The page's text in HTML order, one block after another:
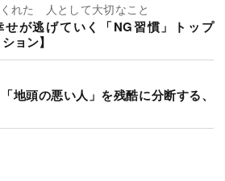
れた 人として大切なこと
せが逃げていく「NG習慣」トップ
ョン】
地頭の悪い人」を残酷に分断する、